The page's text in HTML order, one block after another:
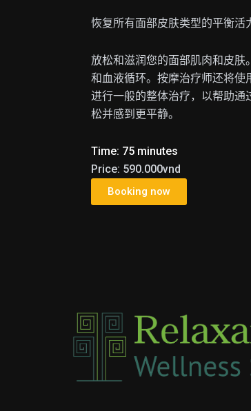
恢复所有面部皮肤类型的平衡活
放松和滋润您的面部肌肉和皮
和血液循环。按摩治疗师还将使
进行一般的整体治疗，以帮助
松并感到更平静。
Time: 75 minutes
Price: 590.000vnd
Booking now